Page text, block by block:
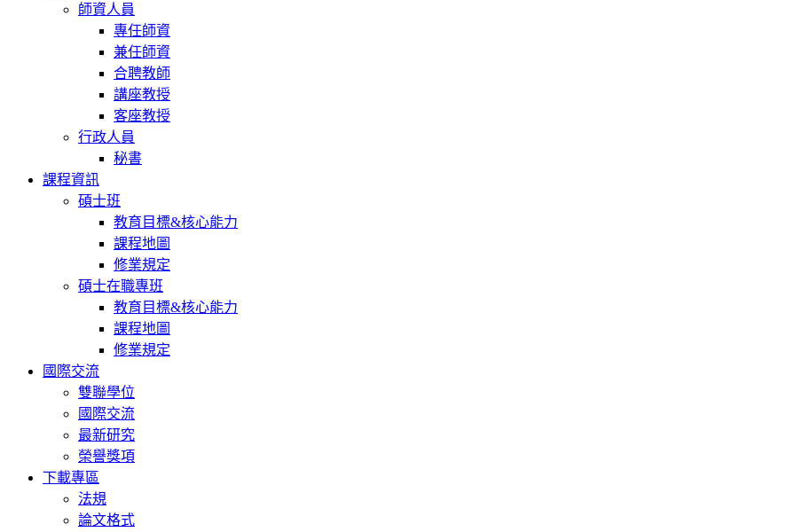
師資人員
專任師資
兼任師資
合聘教師
講座教授
客座教授
行政人員
秘書
課程資訊
碩士班
教育目標&核心能力
課程地圖
修業規定
碩士在職專班
教育目標&核心能力
課程地圖
修業規定
國際交流
雙聯學位
國際交流
最新研究
榮譽獎項
下載專區
法規
論文格式